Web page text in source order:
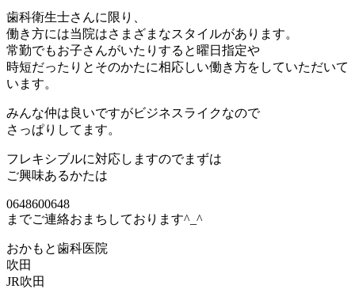
歯科衛生士さんに限り、
働き方には当院はさまざまなスタイルがあります。
常勤でもお子さんがいたりすると曜日指定や
時短だったりとそのかたに相応しい働き方をしていただいて
います。
みんな仲は良いですがビジネスライクなので
さっぱりしてます。
フレキシブルに対応しますのでまずは
ご興味あるかたは
0648600648
までご連絡おまちしております^_^
おかもと歯科医院
吹田
JR吹田